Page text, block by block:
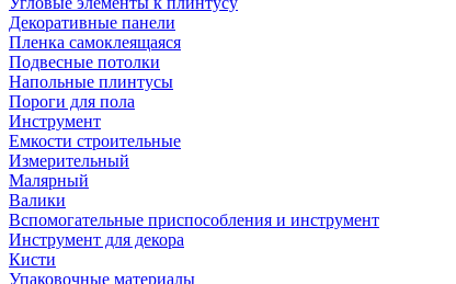
Декоративные панели
Пленка самоклеящаяся
Подвесные потолки
Напольные плинтусы
Пороги для пола
Инструмент
Емкости строительные
Измерительный
Малярный
Валики
Вспомогательные приспособления и инструмент
Инструмент для декора
Кисти
Упаковочные материалы